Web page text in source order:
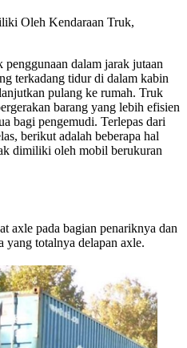
Oleh Kendaraan Truk,
dalam jarak jutaan
terkadang tidur di dalam kabin
pulang ke rumah. Truk
barang yang lebih efisien
bagi pengemudi. Terlepas dari
berikut adalah beberapa hal
dimiliki oleh mobil berukuran
axle pada bagian penariknya dan
yang totalnya delapan axle.